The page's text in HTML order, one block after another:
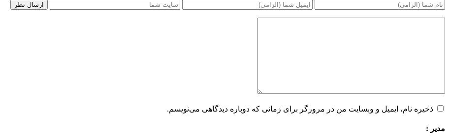
ذخیره نام، ایمیل و وبسایت من در مرورگر برای زمانی که دوباره دیدگاهی می‌نویسم.
مدیر :